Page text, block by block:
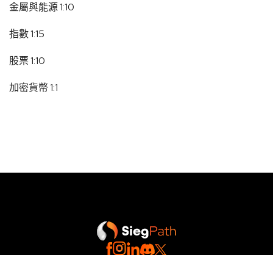
金屬與能源 1:10
指數 1:15
股票 1:10
加密貨幣 1:1